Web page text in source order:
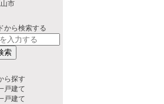
市
から検索する
索
ら探す
戸建て
戸建て